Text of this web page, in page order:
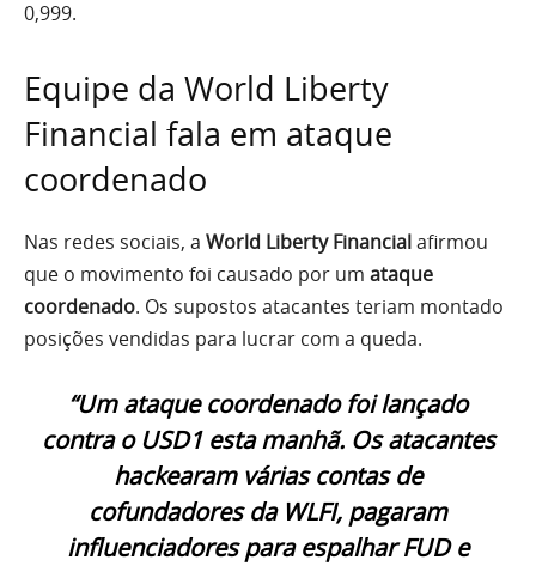
0,999.
Equipe da World Liberty
Financial fala em ataque
coordenado
Nas redes sociais, a World Liberty Financialafirmou
que o movimento foi causado por um ataque
coordenado. Os supostos atacantes teriam montado
posições vendidas para lucrar com a queda.
“Um ataque coordenado foi lançado
contra o USD1 esta manhã. Os atacantes
hackearam várias contas de
cofundadores da WLFI, pagaram
influenciadores para espalhar FUD e